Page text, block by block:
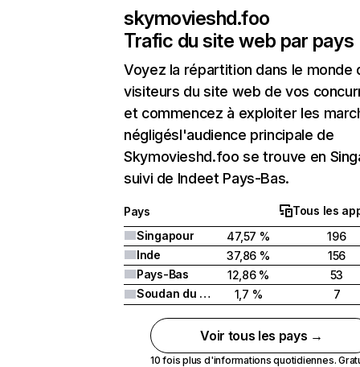
skymovieshd.foo
Trafic du site web par pays
Voyez la répartition dans le monde
visiteurs du site web de vos
et commencez à exploiter les
négligésl'audience principale de
Skymovieshd.foo se trouve en
suivi de Indeet Pays-Bas.
Pays
Tous les
Singapour
47,57 %
196
Inde
37,86 %
156
Pays-Bas
12,86 %
53
Soudan du Sud
1,7 % 7
Voir tous les pays →
10 fois plus d'informations quotidiennes.